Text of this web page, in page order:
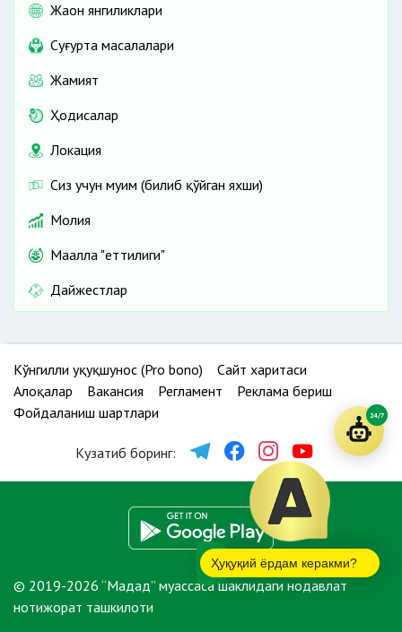
Жаҳон янгиликлари
Cуғурта масалалари
Жамият
Ҳодисалар
Локация
Сиз учун муҳим (билиб қўйган яхши)
Молия
Маҳалла "еттилиги"
Дайжестлар
Кўнгилли ҳуқуқшунос (Pro bono)
Сайт харитаси
Алоқалар
Вакансия Регламент
Реклама бериш
Фойдаланиш шартлари
Кузатиб боринг:
© 2019-2026 “Мадад” муассаса шаклидаги нодавлат
нотижорат ташкилоти
Ҳуқуқий ёрдам керакми?
24/7